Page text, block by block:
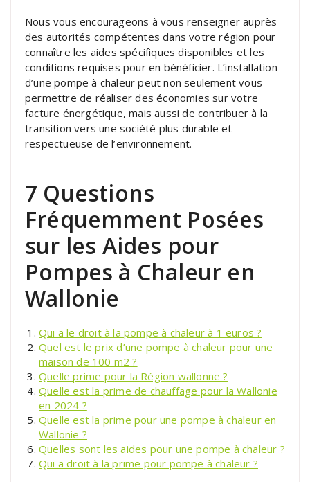
Nous vous encourageons à vous renseigner auprès
des autorités compétentes dans votre région pour
connaître les aides spécifiques disponibles et les
conditions requises pour en bénéficier. L’installation
d’une pompe à chaleur peut non seulement vous
permettre de réaliser des économies sur votre
facture énergétique, mais aussi de contribuer à la
transition vers une société plus durable et
respectueuse de l’environnement.
7 Questions
Fréquemment Posées
sur les Aides pour
Pompes à Chaleur en
Wallonie
Qui a le droit à la pompe à chaleur à 1 euros ?
Quel est le prix d’une pompe à chaleur pour une
maison de 100 m2 ?
Quelle prime pour la Région wallonne ?
Quelle est la prime de chauffage pour la Wallonie
en 2024 ?
Quelle est la prime pour une pompe à chaleur en
Wallonie ?
Quelles sont les aides pour une pompe à chaleur ?
Qui a droit à la prime pour pompe à chaleur ?